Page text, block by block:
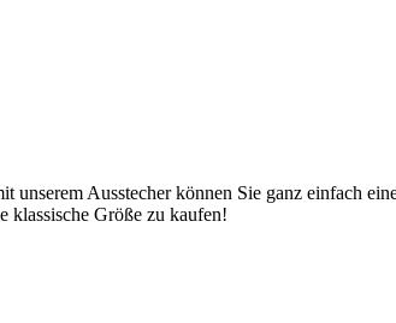
Ausstecher können Sie ganz einfach
klassische Größe zu kaufen!